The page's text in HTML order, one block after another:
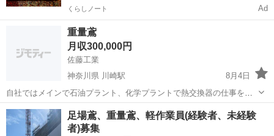
くらしノート Ad
重量鳶
月収300,000円
佐藤工業
神奈川県 川崎駅
8月4日
自社ではメインで石油プラント、化学プラントで熱交換器の仕事をし
ています！ 他にも施工管理などの仕事もしています！ お仕事探されて
る方、稼ぎたい方、ちょっとでも興味を持たれた方、お話を聞いてい
ただくだけでも構いません！ ...
神奈川 川崎市 川崎駅 鳶職
足場鳶、重量鳶、軽作業員(経験者、未経験
者)募集